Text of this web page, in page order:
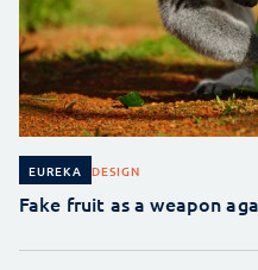
EUREKA DESIGN
Fake fruit as a weapon